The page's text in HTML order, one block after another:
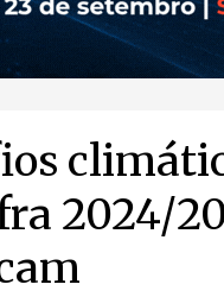
2024/